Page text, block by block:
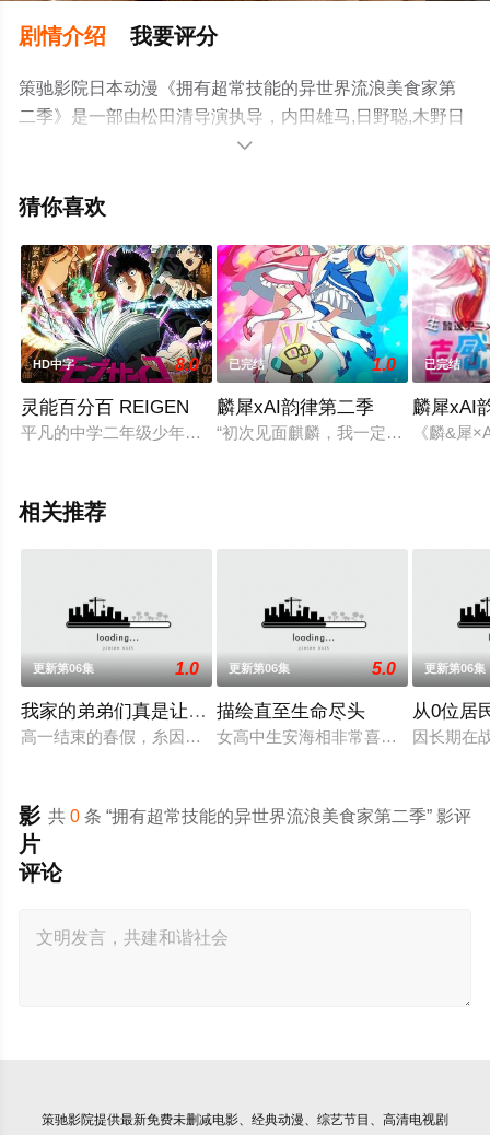
剧情介绍 我要评分
策驰影院日本动漫《拥有超常技能的异世界流浪美食家第
二季》是一部由松田清导演执导，内田雄马,日野聪,木野日
菜,村濑步,内田真礼,大地叶,甲斐田裕子,白砂沙帆,浪川大辅,
观看高清无删减完整版动漫全集就上策驰电影网，更多相

猜你喜欢
HD中字 8.0
灵能百分百 REIGEN
平凡的中学二年级少年影山茂夫，因其微弱的存在感与名字茂
已完结 1.0
麟犀xAI韵律第二季
“初次见面麒麟，我一定会让你开口
已完结
麟犀xAI
《麟&犀
相关推荐
更新第06集 1.0
我家的弟弟们真是让您费心了
高一结束的春假，糸因为母亲再婚而搬家。但让她没想到的是
更新第06集 5.0
描绘直至生命尽头
女高中生安海相非常喜欢看漫画，尤
更新第06集
从0位居
因长期在
共0 条 “拥有超常技能的异世界流浪美食家第二季” 影评
影
片
评论
策驰影院提供最新免费未删减电影、经典动漫、综艺节目、高清电视剧